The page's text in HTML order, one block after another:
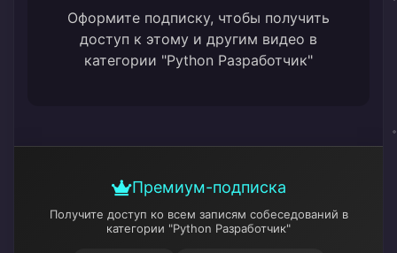
Оформите подписку, чтобы получить
доступ к этому и другим видео в
категории "Python Разработчик"
Премиум-подписка
Получите доступ ко всем записям собеседований в
категории "Python Разработчик"